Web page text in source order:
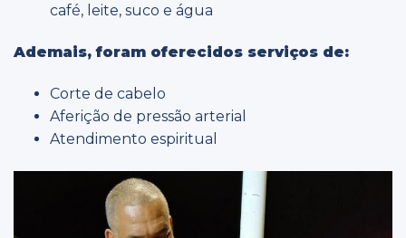
café, leite, suco e água
Ademais, foram oferecidos serviços de:
Corte de cabelo
Aferição de pressão arterial
Atendimento espiritual